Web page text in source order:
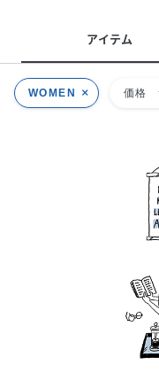
アイテム
WOMEN 価格